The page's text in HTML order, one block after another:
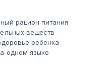
рацион питания
веществ
ребенка
одном языке